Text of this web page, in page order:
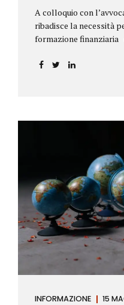
A colloquio con
ribadisce la necessità
formazione finanziaria
periodo grigio della
bancario e postale,
dell’Accademia di
da Beppe Ghisolfi.
registrati cambiamenti
sicurezza dei propri
considerazione
professore di medicina,
INFORMAZIONE 15